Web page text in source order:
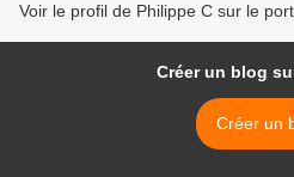
Voir le profil de Philippe C sur le
Créer un blog
Créer un